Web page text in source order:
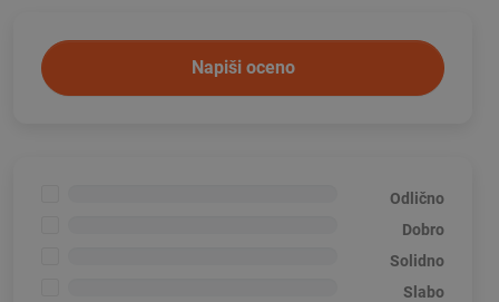
Napiši oceno
Odlično
Dobro
Solidno
Slabo